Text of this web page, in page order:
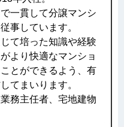
一貫して分譲マンシ
事しています。
て培った知識や経験
より快適なマンショ
とができるよう、有
てまいります。
務主任者、宅地建物